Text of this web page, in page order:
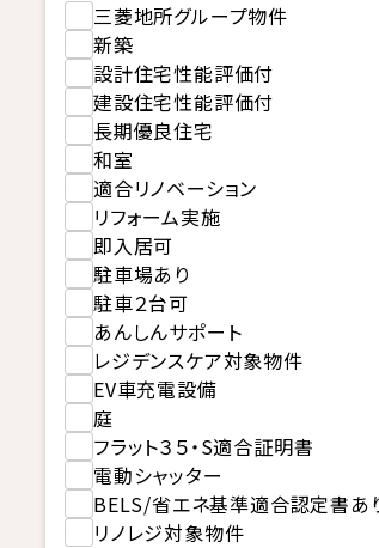
三菱地所グループ物件
新築
設計住宅性能評価付
建設住宅性能評価付
長期優良住宅
和室
適合リノベーション
リフォーム実施
即入居可
駐車場あり
駐車２台可
あんしんサポート
レジデンスケア対象物件
EV車充電設備
庭
フラット３５・S適合証明書
電動シャッター
BELS/省エネ基準適合認定書あ
リノレジ対象物件